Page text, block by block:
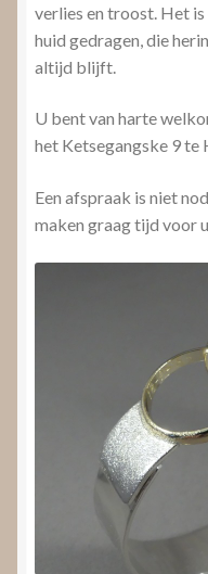
verlies en troost. Het
huid gedragen, die
altijd blijft.
U bent van harte
het Ketsegangske 9 te
Een afspraak is niet
maken graag tijd voor